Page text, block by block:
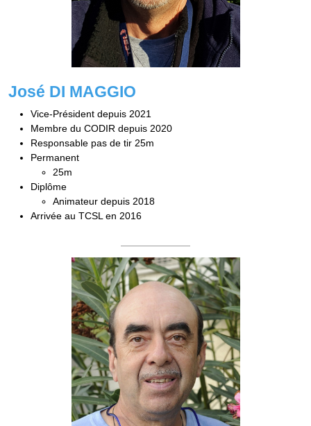
José DI MAGGIO
Vice-Président depuis 2021
Membre du CODIR depuis 2020
Responsable pas de tir 25m
Permanent
25m
Diplôme
Animateur depuis 2018
Arrivée au TCSL en 2016